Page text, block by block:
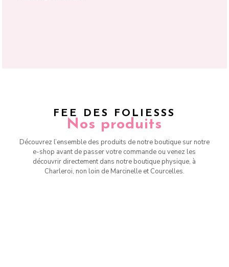
FEE DES FOLIESSS
Nos produits
Découvrez l’ensemble des produits de notre boutique sur notre
e-shop avant de passer votre commande ou venez les
découvrir directement dans notre boutique physique, à
Charleroi, non loin de Marcinelle et Courcelles.